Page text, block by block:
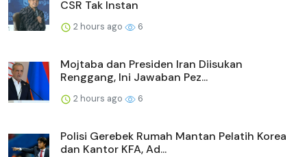
CSR Tak Instan
2 hours ago 6
Mojtaba dan Presiden Iran Diisukan
Renggang, Ini Jawaban Pez...
2 hours ago 6
Polisi Gerebek Rumah Mantan Pelatih Korea
dan Kantor KFA, Ad...